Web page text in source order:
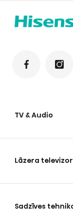
TV & Audio
Lāzera
Sadzīves